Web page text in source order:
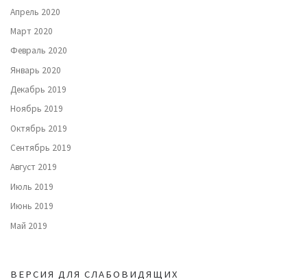
Апрель 2020
Март 2020
Февраль 2020
Январь 2020
Декабрь 2019
Ноябрь 2019
Октябрь 2019
Сентябрь 2019
Август 2019
Июль 2019
Июнь 2019
Май 2019
ВЕРСИЯ ДЛЯ СЛАБОВИДЯЩИХ